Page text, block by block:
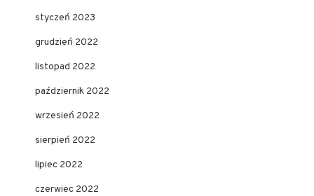
styczeń 2023
grudzień 2022
listopad 2022
październik 2022
wrzesień 2022
sierpień 2022
lipiec 2022
czerwiec 2022